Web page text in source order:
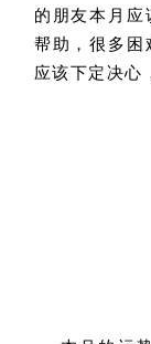
的朋友本月应
帮助，很多困
应该下定决心